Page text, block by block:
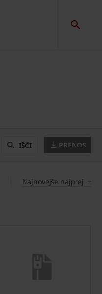
IŠČI PRENOS
Najnovejše najprej